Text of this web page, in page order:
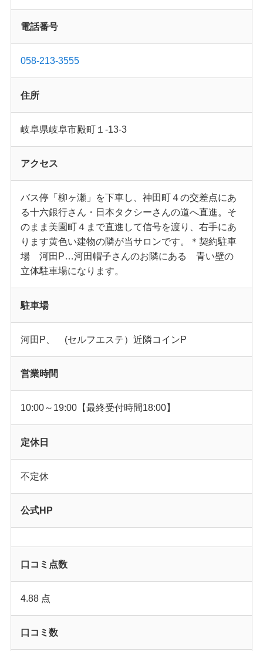
電話番号
058-213-3555
住所
岐阜県岐阜市殿町１-13-3
アクセス
バス停「柳ヶ瀬」を下車し、神田町４の交差点にあ
る十六銀行さん・日本タクシーさんの道へ直進。そ
のまま美園町４まで直進して信号を渡り、右手にあ
ります黄色い建物の隣が当サロンです。＊契約駐車
場 河田P…河田帽子さんのお隣にある 青い壁の
立体駐車場になります。
駐車場
河田P、 (セルフエステ）近隣コインP
営業時間
10:00～19:00【最終受付時間18:00】
定休日
不定休
公式HP
口コミ点数
4.88 点
口コミ数